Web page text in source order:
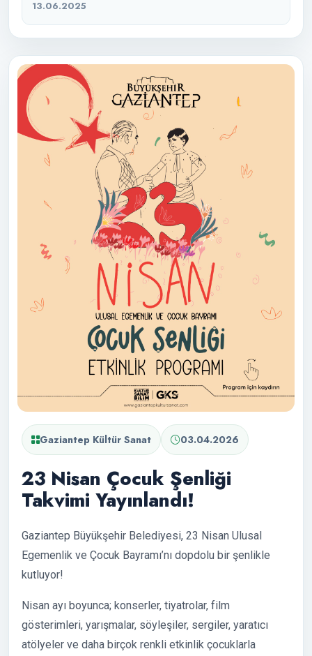
Gaziantep Kültür Sanat 03.04.2026
23 Nisan Çocuk Şenliği
Takvimi Yayınlandı!
Gaziantep Büyükşehir Belediyesi, 23 Nisan Ulusal
Egemenlik ve Çocuk Bayramı’nı dopdolu bir şenlikle
kutluyor!
Nisan ayı boyunca; konserler, tiyatrolar, film
gösterimleri, yarışmalar, söyleşiler, sergiler, yaratıcı
atölyeler ve daha birçok renkli etkinlik çocuklarla
13.06.2025